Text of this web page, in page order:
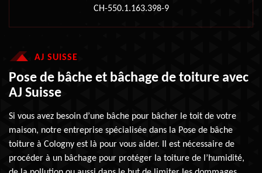
CH-550.1.163.398-9
AJ SUISSE
Pose de bâche et bâchage de toiture avec
AJ Suisse
Si vous avez besoin d’une bâche pour bâcher le toit de votre
maison, notre entreprise spécialisée dans la Pose de bâche
toiture à Cologny est là pour vous aider. Il est nécessaire de
procéder à un bâchage pour protéger la toiture de l’humidité,